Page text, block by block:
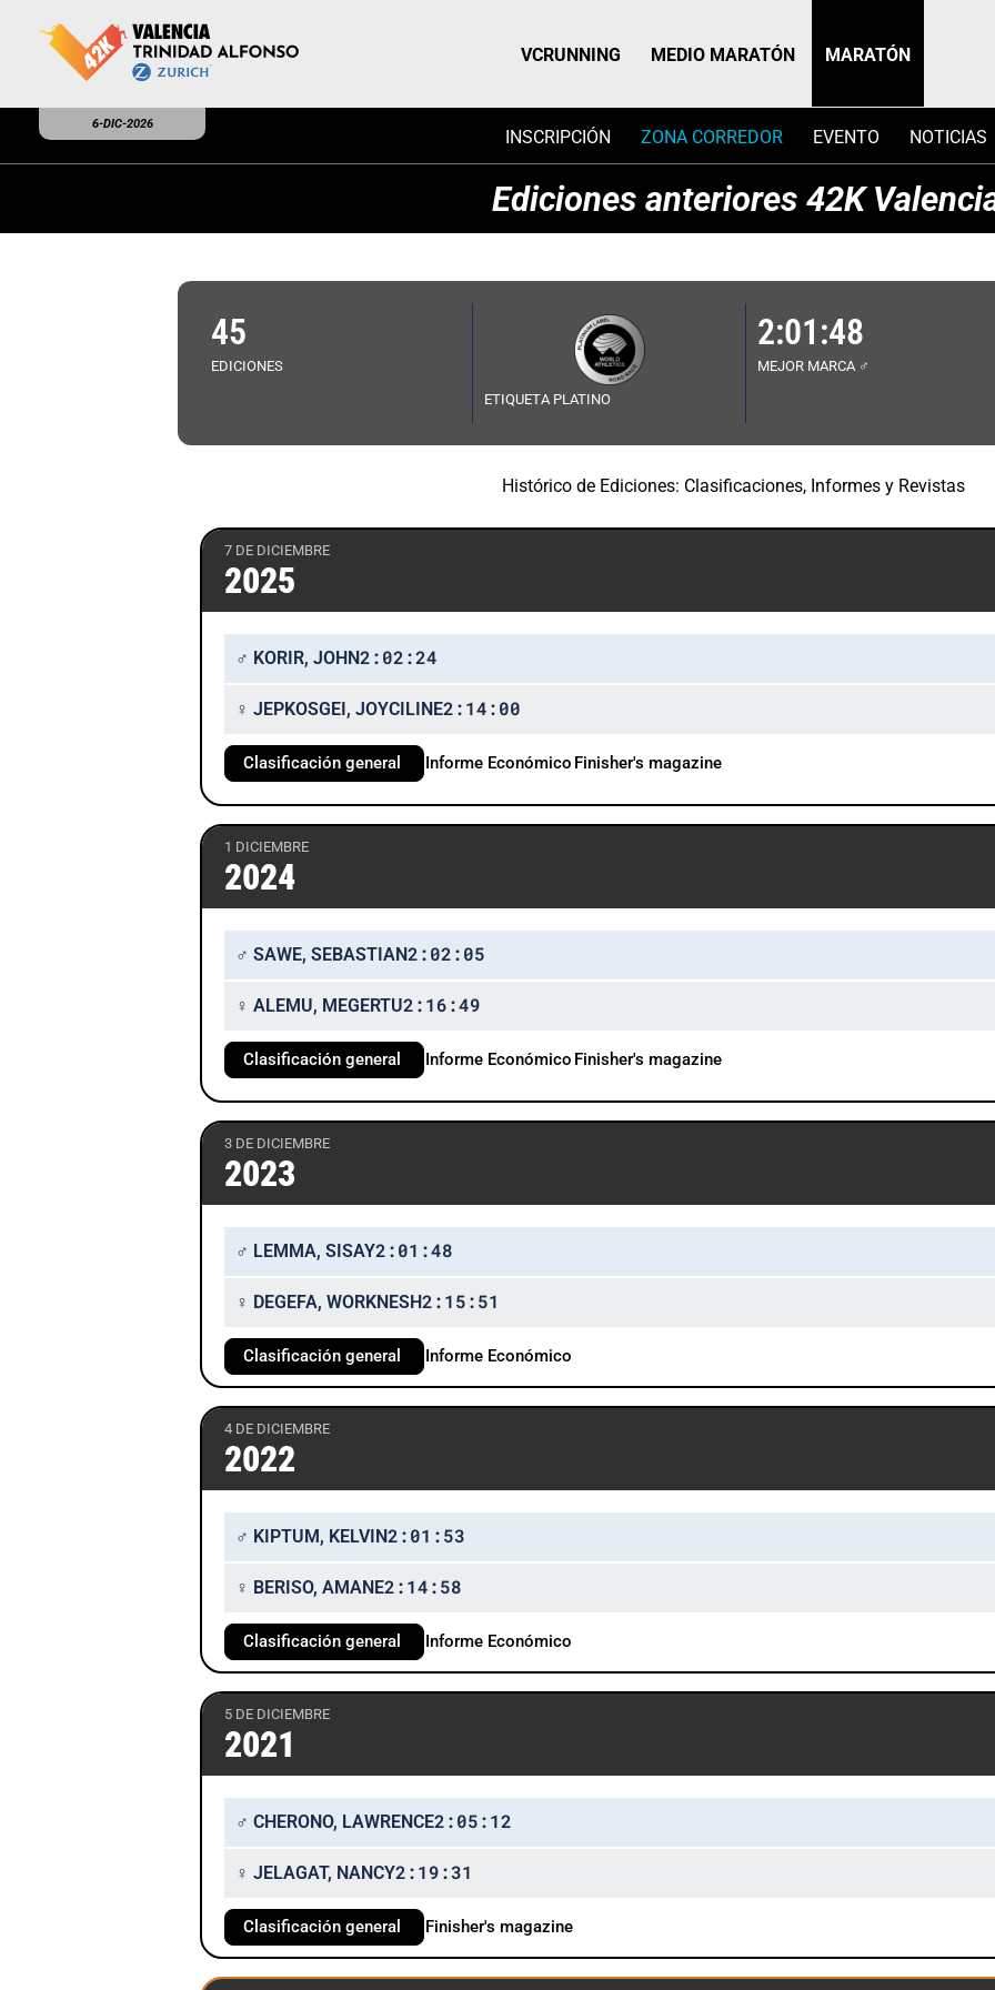
6-DIC-2026
VCRUNNING MEDIO MARATÓN MARATÓN
INSCRIPCIÓN ZONA CORREDOR EVENTO NOTICIAS
Ediciones anteriores 42K
45
EDICIONES
ETIQUETA PLATINO
2:01:48
MEJOR MARCA ♂
Histórico de Ediciones: Clasificaciones, Informes y Revistas
7 DE DICIEMBRE
2025
♂ KORIR, JOHN2:02:24
♀ JEPKOSGEI, JOYCILINE2:14:00
Clasificación general Informe Económico Finisher's magazine
1 DICIEMBRE
2024
♂ SAWE, SEBASTIAN2:02:05
♀ ALEMU, MEGERTU2:16:49
Clasificación general Informe Económico Finisher's magazine
3 DE DICIEMBRE
2023
♂ LEMMA, SISAY2:01:48
♀ DEGEFA, WORKNESH2:15:51
Clasificación general Informe Económico
4 DE DICIEMBRE
2022
♂ KIPTUM, KELVIN2:01:53
♀ BERISO, AMANE2:14:58
Clasificación general Informe Económico
5 DE DICIEMBRE
2021
♂ CHERONO, LAWRENCE2:05:12
♀ JELAGAT, NANCY2:19:31
Clasificación general Finisher's magazine